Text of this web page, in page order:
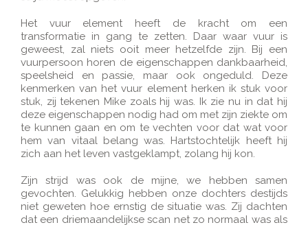
Het vuur element heeft de kracht om een
transformatie in gang te zetten. Daar waar vuur is
geweest, zal niets ooit meer hetzelfde zijn. Bij een
vuurpersoon horen de eigenschappen dankbaarheid,
speelsheid en passie, maar ook ongeduld. Deze
kenmerken van het vuur element herken ik stuk voor
stuk, zij tekenen Mike zoals hij was. Ik zie nu in dat hij
deze eigenschappen nodig had om met zijn ziekte om
te kunnen gaan en om te vechten voor dat wat voor
hem van vitaal belang was. Hartstochtelijk heeft hij
zich aan het leven vastgeklampt, zolang hij kon.
Zijn strijd was ook de mijne, we hebben samen
gevochten. Gelukkig hebben onze dochters destijds
niet geweten hoe ernstig de situatie was. Zij dachten
dat een driemaandelijkse scan net zo normaal was als